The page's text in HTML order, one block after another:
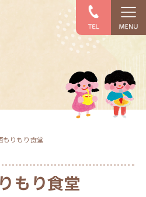
もりもり食堂
もり食堂